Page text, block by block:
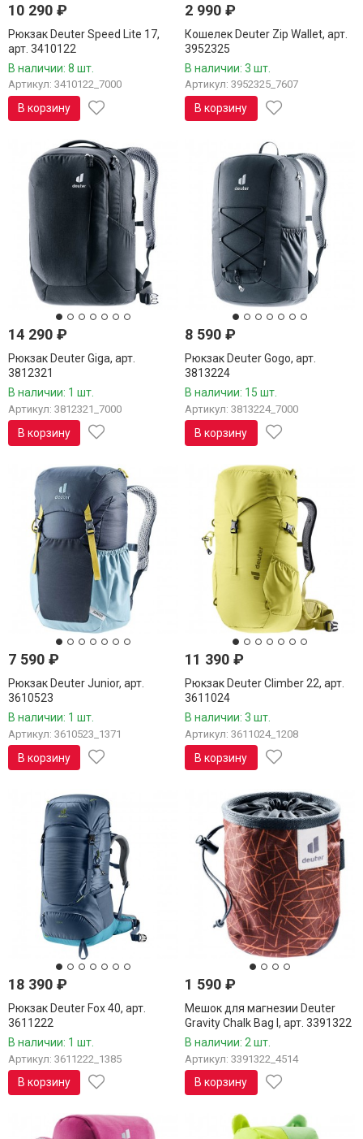
10 290 ₽
Рюкзак Deuter Speed Lite 17,
арт. 3410122
В наличии: 8 шт.
Артикул: 3410122_7000
В корзину
2 990₽
Кошелек Deuter Zip Wallet, арт.
3952325
В наличии: 3 шт.
Артикул: 3952325_7607
В корзину
14 290 ₽
Рюкзак Deuter Giga, арт.
3812321
В наличии: 1 шт.
Артикул: 3812321_7000
В корзину
8 590₽
Рюкзак Deuter Gogo, арт.
3813224
В наличии: 15 шт.
Артикул: 3813224_7000
В корзину
7 590 ₽
Рюкзак Deuter Junior, арт.
3610523
В наличии: 1 шт.
Артикул: 3610523_1371
В корзину
11 390₽
Рюкзак Deuter Climber 22, арт.
3611024
В наличии: 3 шт.
Артикул: 3611024_1208
В корзину
18 390 ₽
Рюкзак Deuter Fox 40, арт.
3611222
В наличии: 1 шт.
Артикул: 3611222_1385
В корзину
1 590₽
Мешок для магнезии Deuter
Gravity Chalk Bag I, арт. 3391322
В наличии: 2 шт.
Артикул: 3391322_4514
В корзину